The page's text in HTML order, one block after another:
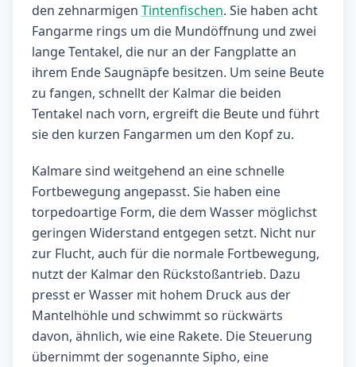
den zehnarmigen Tintenfischen. Sie haben acht
Fangarme rings um die Mundöffnung und zwei
lange Tentakel, die nur an der Fangplatte an
ihrem Ende Saugnäpfe besitzen. Um seine Beute
zu fangen, schnellt der Kalmar die beiden
Tentakel nach vorn, ergreift die Beute und führt
sie den kurzen Fangarmen um den Kopf zu.
Kalmare sind weitgehend an eine schnelle
Fortbewegung angepasst. Sie haben eine
torpedoartige Form, die dem Wasser möglichst
geringen Widerstand entgegen setzt. Nicht nur
zur Flucht, auch für die normale Fortbewegung,
nutzt der Kalmar den Rückstoßantrieb. Dazu
presst er Wasser mit hohem Druck aus der
Mantelhöhle und schwimmt so rückwärts
davon, ähnlich, wie eine Rakete. Die Steuerung
übernimmt der sogenannte Sipho, eine